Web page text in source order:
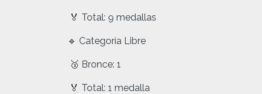
🏅 Total: 9 medallas
🔹 Categoría Libre
🥉 Bronce: 1
🏅 Total: 1 medalla